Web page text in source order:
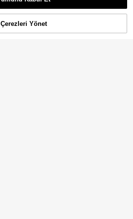
SEPETE EKLE
Çerezleri Yönet